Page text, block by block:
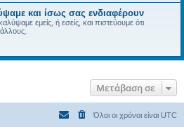
και ίσως σας ενδιαφέρουν
εμείς, ή εσείς, και πιστεύουμε ότι
Μετάβαση σε
Όλοι οι χρόνοι είναι UTC